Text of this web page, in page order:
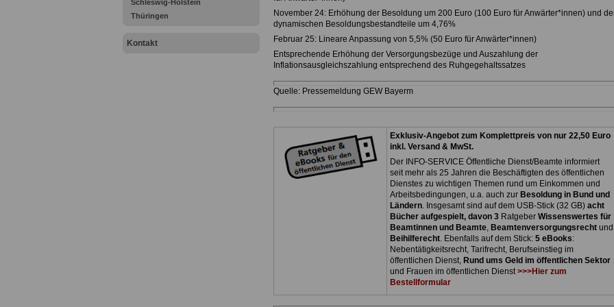
Schleswig-Holstein
Thüringen
Kontakt
November 24: Erhöhung der Besoldung um 200 Euro (100 Euro für Anwärter*innen) und
dynamischen Besoldungsbestandteile um 4,76%
Februar 25: Lineare Anpassung von 5,5% (50 Euro für Anwärter*innen)
Entsprechende Erhöhung der Versorgungsbezüge und Auszahlung der
Inflationsausgleichszahlung entsprechend des Ruhgegehaltssatzes
Quelle: Pressemeldung GEW Bayerm
Exklusiv-Angebot zum Komplettpreis von nur 22,50 Euro
inkl. Versand & MwSt.
Der INFO-SERVICE Öffentliche Dienst/Beamte informiert
seit mehr als 25 Jahren die Beschäftigten des öffentlichen
Dienstes zu wichtigen Themen rund um Einkommen und
Arbeitsbedingungen, u.a. auch zur Besoldung in Bund und
Ländern. Insgesamt sind auf dem USB-Stick (32 GB) acht
Bücher aufgespielt, davon 3 Ratgeber Wissenswertes für
Beamtinnen und Beamte, Beamtenversorgungsrechtund
Beihilferecht. Ebenfalls auf dem Stick: 5 eBooks:
Nebentätigkeitsrecht, Tarifrecht, Berufseinstieg im
öffentlichen Dienst, Rund ums Geld im öffentlichen Sektor
und Frauen im öffentlichen Dienst>>>Hier zum
Bestellformular